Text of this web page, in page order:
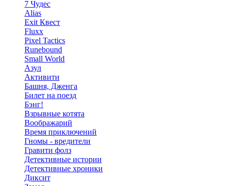
7 Чудес
Alias
Exit Квест
Fluxx
Pixel Tactics
Runebound
Small World
Азул
Активити
Башня, Дженга
Билет на поезд
Бэнг!
Взрывные котята
Воображарий
Время приключений
Гномы - вредители
Гравити фолз
Детективные истории
Детективные хроники
Диксит